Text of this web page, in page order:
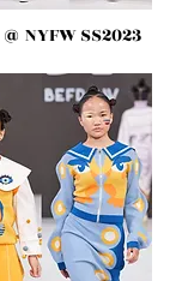
@ NYFW SS2023